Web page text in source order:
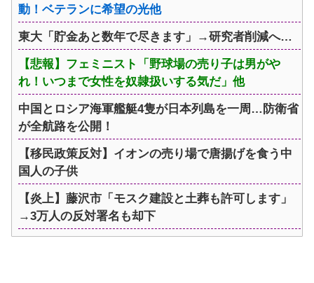
動！ベテランに希望の光他
東大「貯金あと数年で尽きます」→研究者削減へ…
【悲報】フェミニスト「野球場の売り子は男がや
れ！いつまで女性を奴隷扱いする気だ」他
中国とロシア海軍艦艇4隻が日本列島を一周…防衛省
が全航路を公開！
【移民政策反対】イオンの売り場で唐揚げを食う中
国人の子供
【炎上】藤沢市「モスク建設と土葬も許可します」
→3万人の反対署名も却下